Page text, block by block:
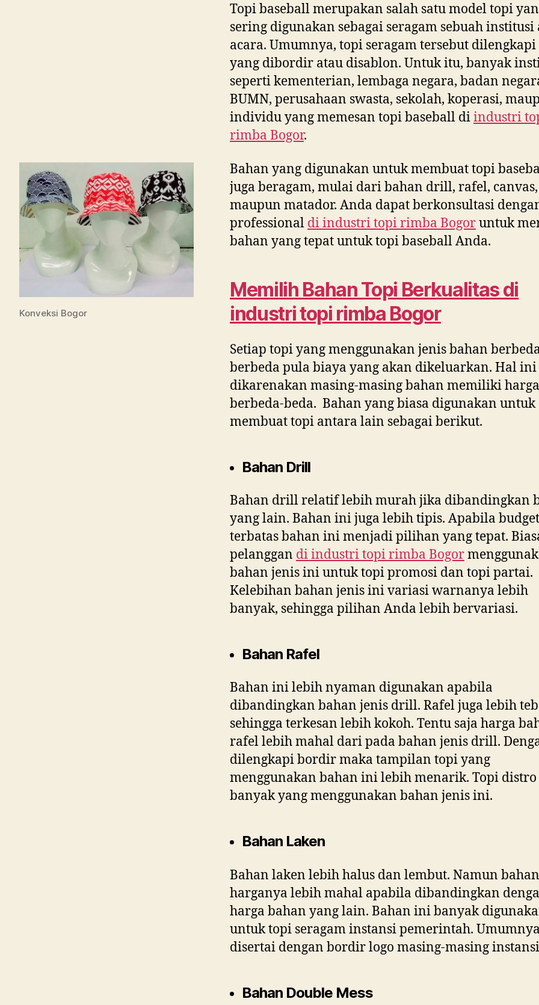
Topi baseball merupakan salah satu model topi
sering digunakan sebagai seragam sebuah institusi
acara. Umumnya, topi seragam tersebut dilengkapi
yang dibordir atau disablon. Untuk itu, banyak
seperti kementerian, lembaga negara, badan
BUMN, perusahaan swasta, sekolah, koperasi,
individu yang memesan topi baseball diindustri
rimba Bogor.
Konveksi Bogor
Bahan yang digunakan untuk membuat topi
juga beragam, mulai dari bahan drill, rafel, canvas,
maupun matador. Anda dapat berkonsultasi
professional diindustri topi rimba Bogoruntuk
bahan yang tepat untuk topi baseball Anda.
Memilih Bahan Topi Berkualitas di
industri topi rimba Bogor
Setiap topi yang menggunakan jenis bahan
berbeda pula biaya yang akan dikeluarkan. Hal ini
dikarenakan masing-masing bahan memiliki
berbeda-beda. Bahan yang biasa digunakan untuk
membuat topi antara lain sebagai berikut.
Bahan Drill
Bahan drill relatif lebih murah jika dibandingkan
yang lain. Bahan ini juga lebih tipis. Apabila budget
terbatas bahan ini menjadi pilihan yang tepat.
pelanggan diindustri topi rimba Bogor
bahan jenis ini untuk topi promosi dan topi partai.
Kelebihan bahan jenis ini variasi warnanya lebih
banyak, sehingga pilihan Anda lebih bervariasi.
Bahan Rafel
Bahan ini lebih nyaman digunakan apabila
dibandingkan bahan jenis drill. Rafel juga lebih
sehingga terkesan lebih kokoh. Tentu saja harga
rafel lebih mahal dari pada bahan jenis drill.
dilengkapi bordir maka tampilan topi yang
menggunakan bahan ini lebih menarik. Topi distro
banyak yang menggunakan bahan jenis ini.
Bahan Laken
Bahan laken lebih halus dan lembut. Namun
harganya lebih mahal apabila dibandingkan
harga bahan yang lain. Bahan ini banyak
untuk topi seragam instansi pemerintah. Umumnya
disertai dengan bordir logo masing-masing
Bahan Double Mess